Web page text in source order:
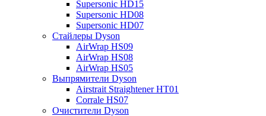
Supersonic HD15
Supersonic HD08
Supersonic HD07
Стайлеры Dyson
AirWrap HS09
AirWrap HS08
AirWrap HS05
Выпрямители Dyson
Airstrait Straightener HT01
Corrale HS07
Очистители Dyson